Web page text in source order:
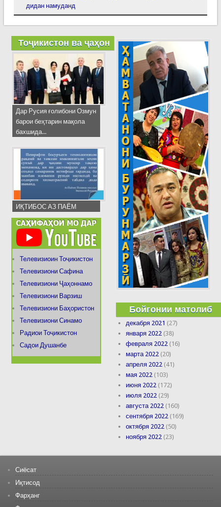
дидан намуданд
Тоҷикистон ва ҷаҳон
Дар Русия ғолибони Озмун
барои беҳтарин мақола
бахшида...
ИҚТИБОС АЗ ПАЁМ
Телевизиоин Тоҷикистон
Телевизиони Сафина
Телевизиони Ҷаҳоннамо
Телевизиони Варзиш
Телевизиони Баҳористон
Телевизиони Синамо
Радиои Тоҷикистон
Садои Душанбе
Бойгонии матолиб
декабря 2021 (27)
января 2022 (38)
февраля 2022 (16)
марта 2022 (20)
апреля 2022 (41)
мая 2022 (103)
июня 2022 (172)
июля 2022 (29)
августа 2022 (160)
сентября 2022 (169)
октября 2022 (50)
ноября 2022 (23)
Сиёсат
Иқтисод
Фарҳанг